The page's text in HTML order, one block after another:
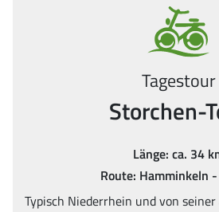
Tagestour
Storchen-
Länge: ca. 34
Route: Hamminkeln
Typisch Niederrhein und von